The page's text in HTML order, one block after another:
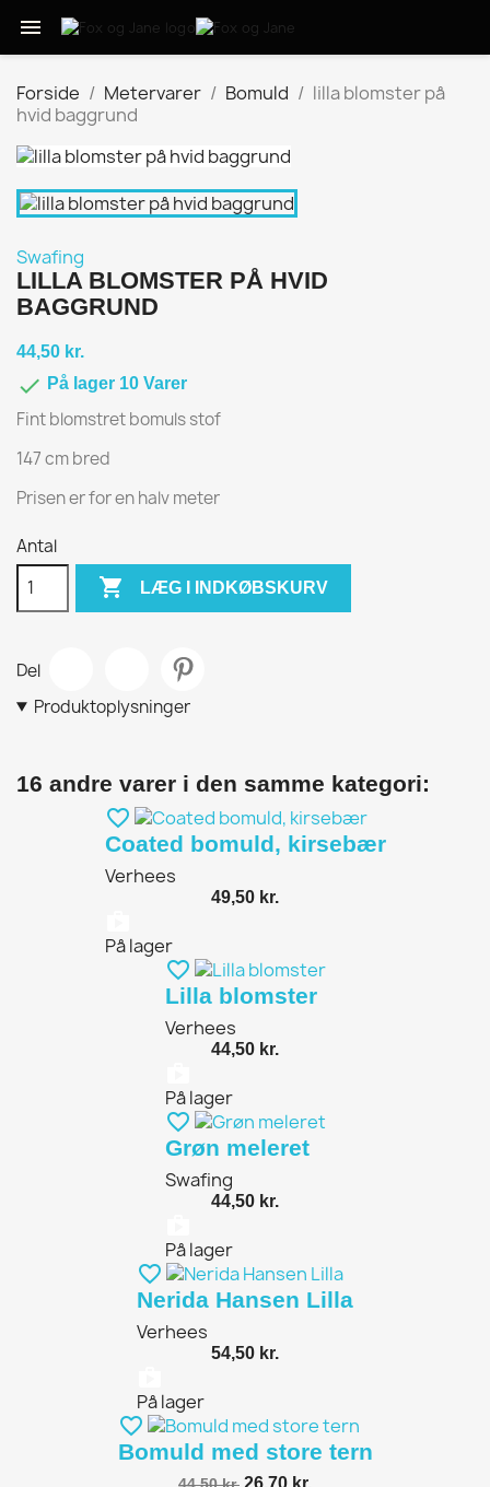

Forside Metervarer Bomuld
lilla blomster på
hvid baggrund
Swafing
LILLA BLOMSTER PÅ HVID
BAGGRUND
44,50 kr.
 På lager 10 Varer
Fint blomstret bomuls stof
147 cm bred
Prisen er for en halv meter
Antal
 LÆG I INDKØBSKURV
Del
Produktoplysninger
16 andre varer i den samme kategori:
favorite_border
Coated bomuld, kirsebær
Verhees
49,50 kr.
På lager
favorite_border
Lilla blomster
Verhees
44,50 kr.
På lager
favorite_border
Grøn meleret
Swafing
44,50 kr.
På lager
favorite_border
Nerida Hansen Lilla
Verhees
54,50 kr.
På lager
favorite_border
Bomuld med store tern
44,50 kr. 26,70 kr.